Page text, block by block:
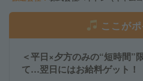
ここが
＜平日×夕方のみの“短時間”
て…翌日にはお給料ゲット！